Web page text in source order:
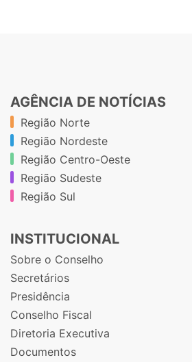
AGÊNCIA DE NOTÍCIAS
Região Norte
Região Nordeste
Região Centro-Oeste
Região Sudeste
Região Sul
INSTITUCIONAL
Sobre o Conselho
Secretários
Presidência
Conselho Fiscal
Diretoria Executiva
Documentos